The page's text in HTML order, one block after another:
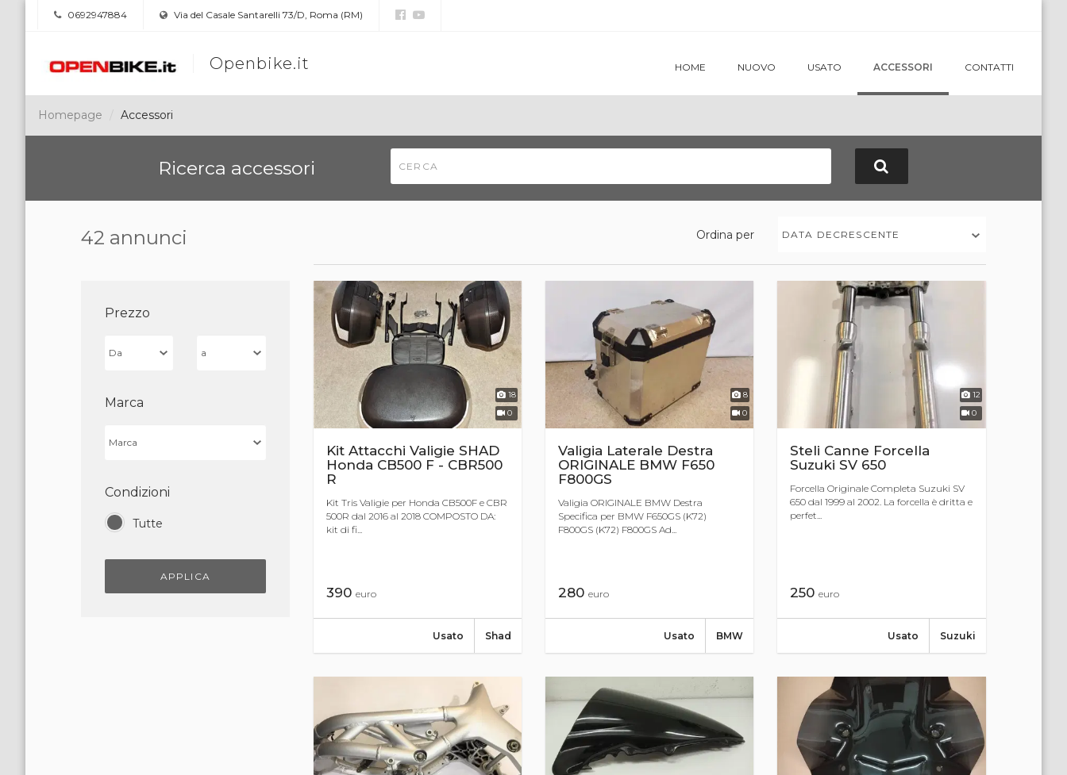
0692947884 Via del Casale Santarelli 73/D, Roma (RM)
Openbike.it HOME NUOVO USATO ACCESSORI CONTATTI
Homepage Accessori
Ricerca accessori
42 annunci Ordina per DATA DECRESCENTE
Prezzo
Marca
Condizioni
Tutte
APPLICA
18
0
Kit Attacchi Valigie SHAD
Honda CB500 F - CBR500
R
Kit Tris Valigie per Honda CB500F e CBR
500R dal 2016 al 2018 COMPOSTO DA:
kit di fi...
390 euro
Shad
Usato
8
0
Valigia Laterale Destra
ORIGINALE BMW F650
F800GS
Valigia ORIGINALE BMW Destra
Specifica per BMW F650GS (K72)
F800GS (K72) F800GS Ad...
280 euro
BMW
Usato
12
0
Steli Canne Forcella
Suzuki SV 650
Forcella Originale Completa Suzuki SV
650 dal 1999 al 2002. La forcella è dritta e
perfet...
250euro
Suzuki
Usato